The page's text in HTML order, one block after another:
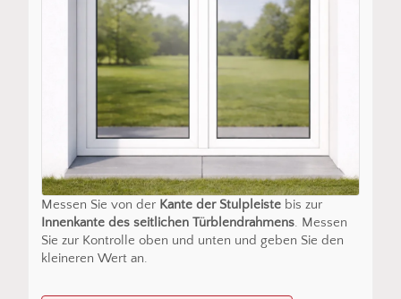
Messen Sie von der Kante der Stulpleistebis zur
Innenkante des seitlichen Türblendrahmens. Messen
Sie zur Kontrolle oben und unten und geben Sie den
kleineren Wert an.